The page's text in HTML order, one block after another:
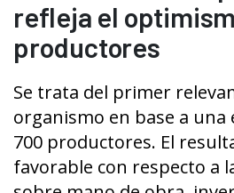
refleja el
productores
Se trata del primer
organismo en base a una
700 productores. El
favorable con respecto a